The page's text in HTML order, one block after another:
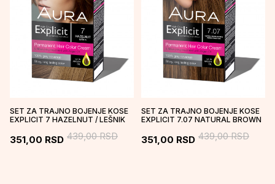
SET ZA TRAJNO BOJENJE KOSE
EXPLICIT 7 HAZELNUT / LEŠNIK
351,00 RSD 439,00RSD
SET ZA TRAJNO BOJENJE KOSE
EXPLICIT 7.07 NATURAL BROWN
351,00 RSD 439,00RSD